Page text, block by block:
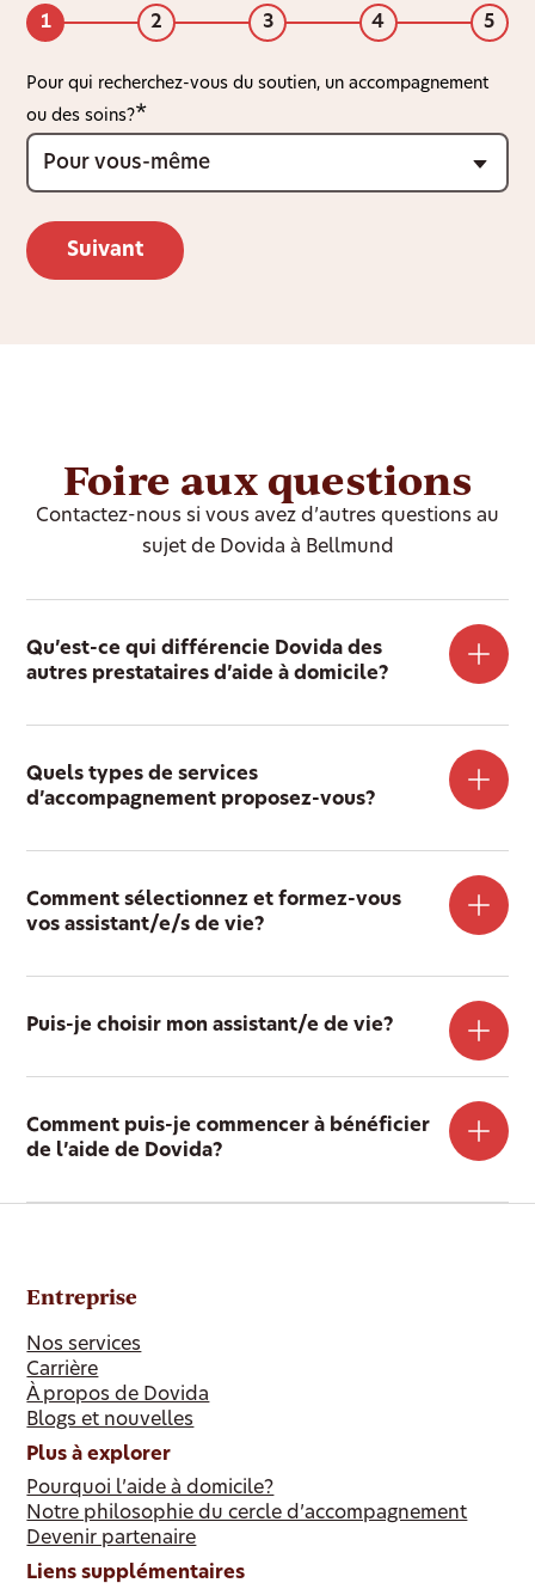
1 2 3 4 5
Pour qui recherchez-vous du soutien, un accompagnement
ou des soins?
Foire aux questions
Contactez-nous si vous avez d’autres questions au
sujet de Dovida à Bellmund
Qu’est-ce qui différencie Dovida des
autres prestataires d’aide à domicile?
Quels types de services
d’accompagnement proposez-vous?
Comment sélectionnez et formez-vous
vos assistant/e/s de vie?
Puis-je choisir mon assistant/e de vie?
Comment puis-je commencer à bénéficier
de l’aide de Dovida?
Entreprise
Nos services
Carrière
À propos de Dovida
Blogs et nouvelles
Plus à explorer
Pourquoi l’aide à domicile?
Notre philosophie du cercle d’accompagnement
Devenir partenaire
Liens supplémentaires